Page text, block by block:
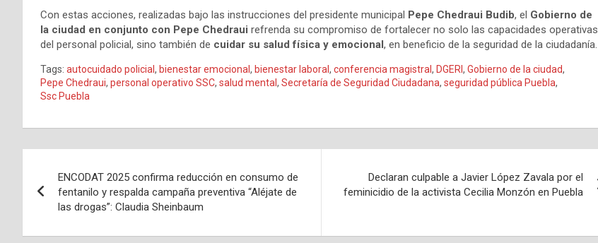
Con estas acciones, realizadas bajo las instrucciones del presidente municipal Pepe Chedraui Budib, el Gobierno de
la ciudad en conjunto con Pepe Chedraui refrenda su compromiso de fortalecer no solo las capacidades operativas
del personal policial, sino también de cuidar su salud física y emocional, en beneficio de la seguridad de la ciudadanía.
Tags: autocuidado policial , bienestar emocional , bienestar laboral , conferencia magistral , DGERI , Gobierno de la ciudad,
Pepe Chedraui, personal operativo SSC, salud mental , Secretaría de Seguridad Ciudadana, seguridad pública Puebla,
Ssc Puebla
de
entradas
ENCODAT 2025 confirma reducción en consumo de
fentanilo y respalda campaña preventiva “Aléjate de
las drogas”: Claudia Sheinbaum
Declaran culpable a Javier López Zavala por el
feminicidio de la activista Cecilia Monzón en Puebla